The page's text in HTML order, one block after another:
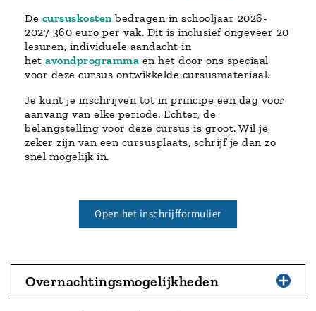
De cursuskosten bedragen in schooljaar 2026-
2027 360 euro per vak. Dit is inclusief ongeveer 20
lesuren, individuele aandacht in
het avondprogramma en het door ons speciaal
voor deze cursus ontwikkelde cursusmateriaal.
Je kunt je inschrijven tot in principe een dag voor
aanvang van elke periode. Echter, de
belangstelling voor deze cursus is groot. Wil je
zeker zijn van een cursusplaats, schrijf je dan zo
snel mogelijk in.
Open het inschrijfformulier
Overnachtingsmogelijkheden